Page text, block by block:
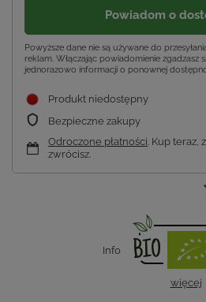
Powiadom o
Powyższe dane nie są używane do
reklam. Włączając powiadomienie zgadzasz
jednorazowo informacji o ponownej
Produkt niedostępny
Bezpieczne zakupy
Odroczone płatności. Kup teraz,
zwrócisz.
Info
więcej